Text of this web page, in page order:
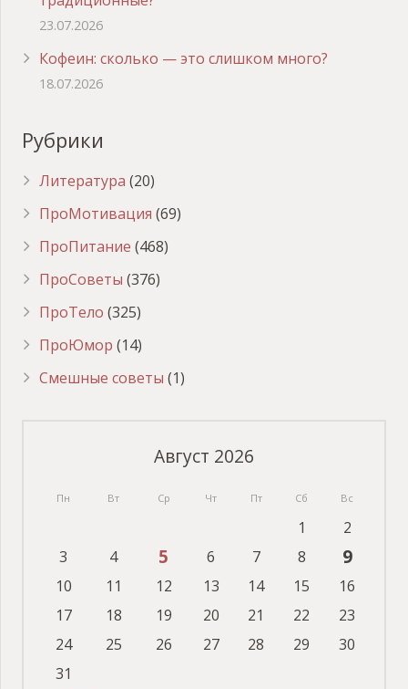
23.07.2026
Кофеин: сколько — это слишком много?
18.07.2026
Рубрики
Литература (20)
ПроМотивация (69)
ПроПитание (468)
ПроСоветы (376)
ПроТело (325)
ПроЮмор (14)
Смешные советы (1)
Август 2026
Пн Вт Ср Чт Пт Сб Вс
1
2
3
4 5 6 7 8 9
10 11 12 13 14 15
16
17
18 19 20 21 22
23
24
25 26 27 28 29
30
31